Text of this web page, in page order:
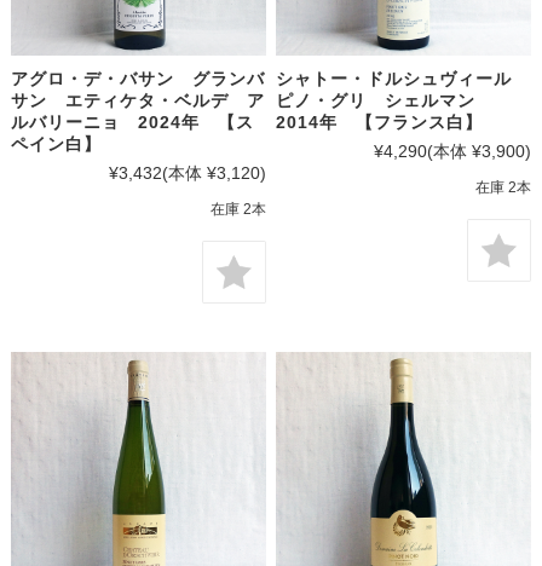
アグロ・デ・バサン グランバ
サン エティケタ・ベルデ ア
ルバリーニョ 2024年 【ス
ペイン白】
¥3,432(本体 ¥3,120)
在庫 2本
シャトー・ドルシュヴィール
ピノ・グリ シェルマン
2014年 【フランス白】
¥4,290(本体 ¥3,900)
在庫 2本